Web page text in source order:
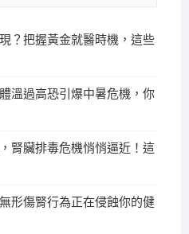
？把握黃金就醫時機，這些
溫過高恐引爆中暑危機，你
腎臟排毒危機悄悄逼近！這
形傷腎行為正在侵蝕你的健